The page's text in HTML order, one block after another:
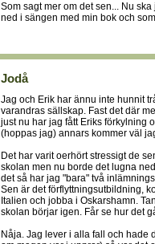
Som sagt mer om det sen... Nu
ned i sängen med min bok och
Jodå
Jag och Erik har ännu inte hunnit
varandras sällskap. Fast det där
just nu har jag fått Eriks förkylning
(hoppas jag) annars kommer väl
Det har varit oerhört stressigt de
skolan men nu borde det lugna
det så har jag "bara" två
Sen är det förflyttningsutbildning,
Italien och jobba i Oskarshamn.
skolan börjar igen. Får se hur det
Nåja. Jag lever i alla fall och hade